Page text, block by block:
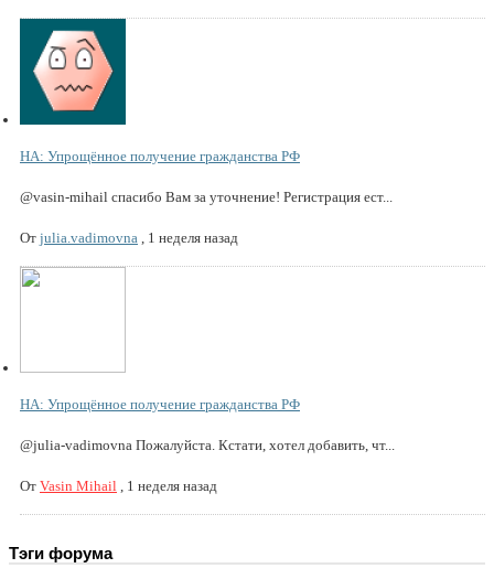
НА: Упрощённое получение гражданства РФ
@vasin-mihail спасибо Вам за уточнение! Регистрация ест...
От julia.vadimovna , 1 неделя назад
НА: Упрощённое получение гражданства РФ
@julia-vadimovna Пожалуйста. Кстати, хотел добавить, чт...
От Vasin Mihail , 1 неделя назад
Тэги форума